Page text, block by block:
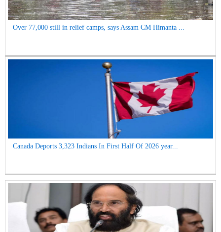
Over 77,000 still in relief camps, says Assam CM Himanta ...
Canada Deports 3,323 Indians In First Half Of 2026 year...